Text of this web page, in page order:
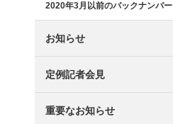
2020年3月以前のバックナンバー
お知らせ
定例記者会見
重要なお知らせ